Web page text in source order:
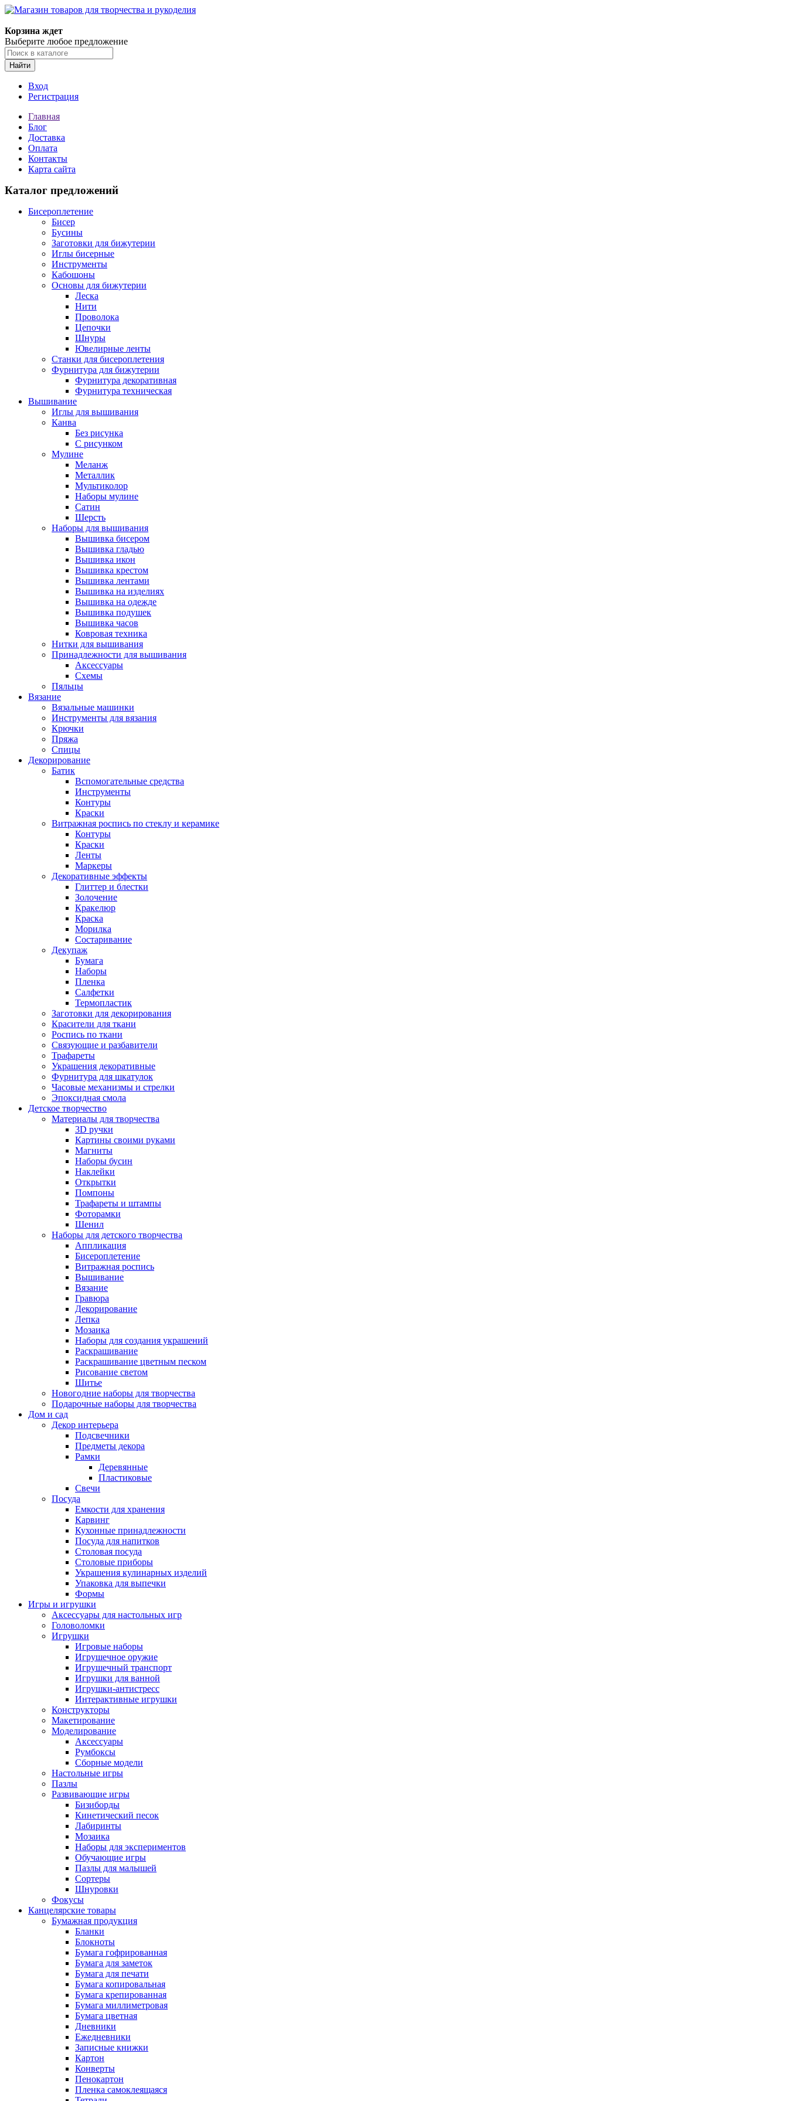
Корзина ждет
Выберите любое предложение
Найти
Вход
Регистрация
Главная
Блог
Доставка
Оплата
Контакты
Карта сайта
Каталог предложений
Бисероплетение
Бисер
Бусины
Заготовки для бижутерии
Иглы бисерные
Инструменты
Кабошоны
Основы для бижутерии
Леска
Нити
Проволока
Цепочки
Шнуры
Ювелирные ленты
Станки для бисероплетения
Фурнитура для бижутерии
Фурнитура декоративная
Фурнитура техническая
Вышивание
Иглы для вышивания
Канва
Без рисунка
С рисунком
Мулине
Меланж
Металлик
Мультиколор
Наборы мулине
Сатин
Шерсть
Наборы для вышивания
Вышивка бисером
Вышивка гладью
Вышивка икон
Вышивка крестом
Вышивка лентами
Вышивка на изделиях
Вышивка на одежде
Вышивка подушек
Вышивка часов
Ковровая техника
Нитки для вышивания
Принадлежности для вышивания
Аксессуары
Схемы
Пяльцы
Вязание
Вязальные машинки
Инструменты для вязания
Крючки
Пряжа
Спицы
Декорирование
Батик
Вспомогательные средства
Инструменты
Контуры
Краски
Витражная роспись по стеклу и керамике
Контуры
Краски
Ленты
Маркеры
Декоративные эффекты
Глиттер и блестки
Золочение
Кракелюр
Краска
Морилка
Состаривание
Декупаж
Бумага
Наборы
Пленка
Салфетки
Термопластик
Заготовки для декорирования
Красители для ткани
Роспись по ткани
Связующие и разбавители
Трафареты
Украшения декоративные
Фурнитура для шкатулок
Часовые механизмы и стрелки
Эпоксидная смола
Детское творчество
Материалы для творчества
3D ручки
Картины своими руками
Магниты
Наборы бусин
Наклейки
Открытки
Помпоны
Трафареты и штампы
Фоторамки
Шенил
Наборы для детского творчества
Аппликация
Бисероплетение
Витражная роспись
Вышивание
Вязание
Гравюра
Декорирование
Лепка
Мозаика
Наборы для создания украшений
Раскрашивание
Раскрашивание цветным песком
Рисование светом
Шитье
Новогодние наборы для творчества
Подарочные наборы для творчества
Дом и сад
Декор интерьера
Подсвечники
Предметы декора
Рамки
Деревянные
Пластиковые
Свечи
Посуда
Емкости для хранения
Карвинг
Кухонные принадлежности
Посуда для напитков
Столовая посуда
Столовые приборы
Украшения кулинарных изделий
Упаковка для выпечки
Формы
Игры и игрушки
Аксессуары для настольных игр
Головоломки
Игрушки
Игровые наборы
Игрушечное оружие
Игрушечный транспорт
Игрушки для ванной
Игрушки-антистресс
Интерактивные игрушки
Конструкторы
Макетирование
Моделирование
Аксессуары
Румбоксы
Сборные модели
Настольные игры
Пазлы
Развивающие игры
Бизиборды
Кинетический песок
Лабиринты
Мозаика
Наборы для экспериментов
Обучающие игры
Пазлы для малышей
Сортеры
Шнуровки
Фокусы
Канцелярские товары
Бумажная продукция
Бланки
Блокноты
Бумага гофрированная
Бумага для заметок
Бумага для печати
Бумага копировальная
Бумага крепированная
Бумага миллиметровая
Бумага цветная
Дневники
Ежедневники
Записные книжки
Картон
Конверты
Пенокартон
Пленка самоклеящаяся